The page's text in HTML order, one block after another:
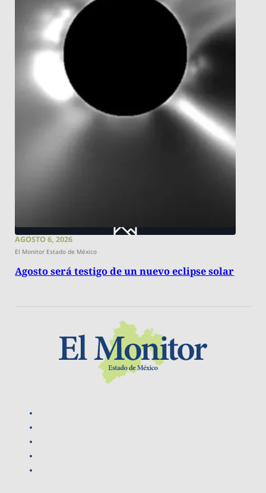
AGOSTO 6, 2026
El Monitor Estado de México
Agosto será testigo de un nuevo eclipse solar